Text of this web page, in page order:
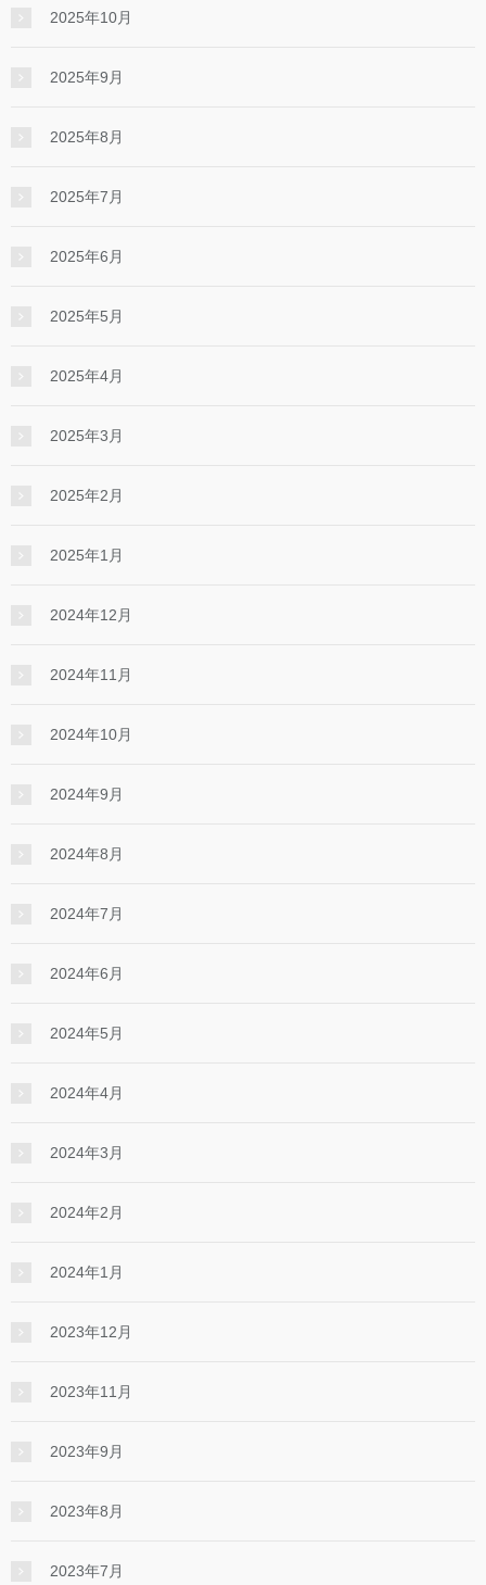
2025年10月
2025年9月
2025年8月
2025年7月
2025年6月
2025年5月
2025年4月
2025年3月
2025年2月
2025年1月
2024年12月
2024年11月
2024年10月
2024年9月
2024年8月
2024年7月
2024年6月
2024年5月
2024年4月
2024年3月
2024年2月
2024年1月
2023年12月
2023年11月
2023年9月
2023年8月
2023年7月